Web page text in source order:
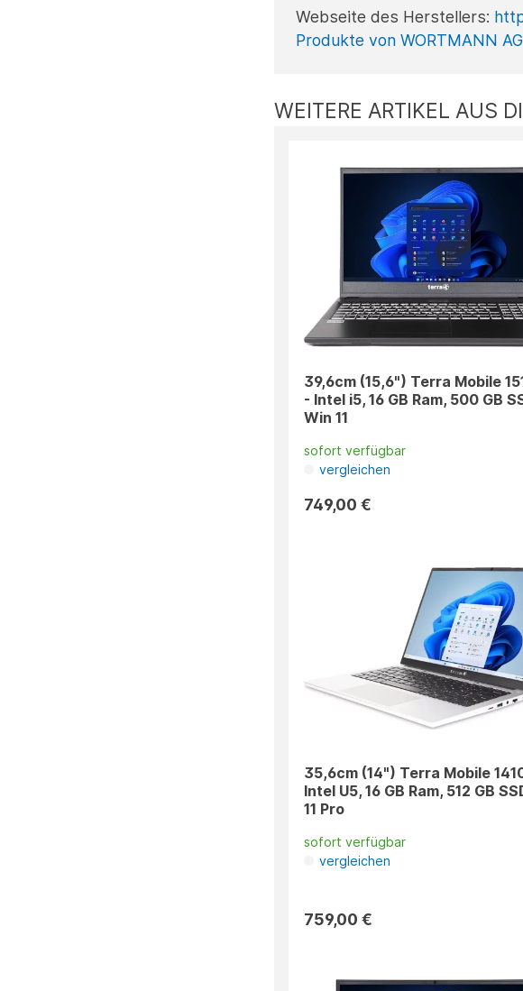
Webseite des Herstellers:
Produkte von WORTMANN
WEITERE ARTIKEL AUS
39,6cm (15,6") Terra Mobile
- Intel i5, 16 GB Ram, 500 GB
Win 11
sofort verfügbar
vergleichen
749,00 €
35,6cm (14") Terra Mobile
Intel U5, 16 GB Ram, 512 GB
11 Pro
sofort verfügbar
vergleichen
759,00 €